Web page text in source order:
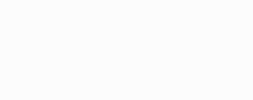
equivocada de…